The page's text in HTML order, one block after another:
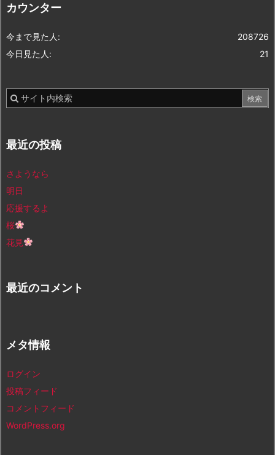
カウンター
208726
今まで見た人:
21
今日見た人:
最近の投稿
さようなら
明日
応援するよ
桜
花見
最近のコメント
メタ情報
ログイン
投稿フィード
コメントフィード
WordPress.org